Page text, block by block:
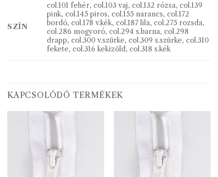
SZÍN
col.101 fehér, col.103 vaj, col.132 rózsa, col.139
pink, col.145 piros, col.155 narancs, col.172
bordó, col.178 v.kék, col.187 lila, col.275 rozsda,
col.286 mogyoró, col.294 s.barna, col.298
drapp, col.300 v.szürke, col.309 s.szürke, col.310
fekete, col.316 kekizöld, col.318 s.kék
KAPCSOLÓDÓ TERMÉKEK